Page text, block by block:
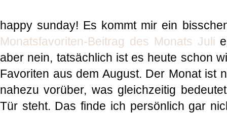
happy sunday! Es kommt mir ein
Monatsfavoriten-Beitrag des Monats Juli
aber nein, tatsächlich ist es heute schon
Favoriten aus dem August. Der Monat ist
nahezu vorüber, was gleichzeitig
Tür steht. Das finde ich persönlich gar